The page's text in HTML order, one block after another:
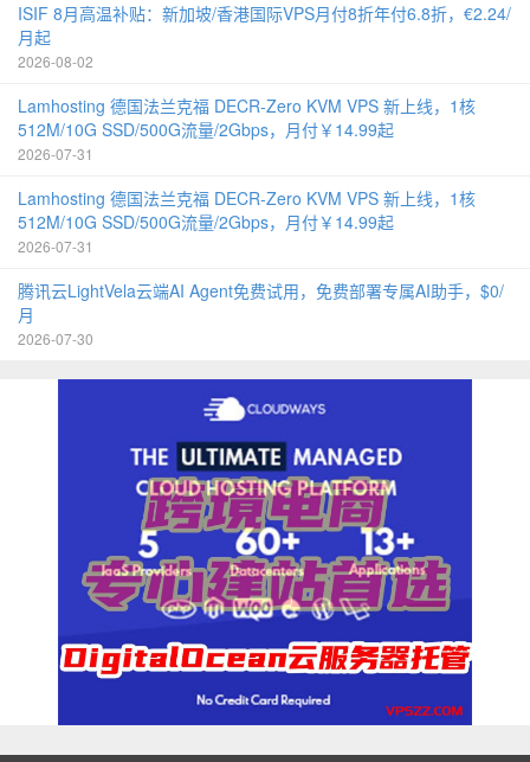
ISIF 8月高温补贴：新加坡/香港国际VPS月付8折年付6.8折，€2.24/
月起
2026-08-02
Lamhosting 德国法兰克福 DECR-Zero KVM VPS 新上线，1核
512M/10G SSD/500G流量/2Gbps，月付￥14.99起
2026-07-31
Lamhosting 德国法兰克福 DECR-Zero KVM VPS 新上线，1核
512M/10G SSD/500G流量/2Gbps，月付￥14.99起
2026-07-31
腾讯云LightVela云端AI Agent免费试用，免费部署专属AI助手，$0/
月
2026-07-30